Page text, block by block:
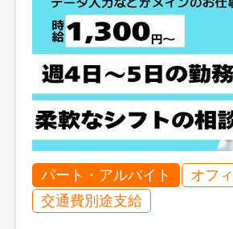
パート・アルバイト オフ
交通費別途支給